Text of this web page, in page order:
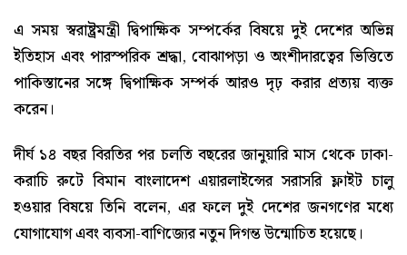
এ সময় স্বরাষ্ট্রমন্ত্রী দ্বিপাক্ষিক সম্পর্কের বিষয়ে দুই দেশের অভিন্ন
ইতিহাস এবং পারস্পরিক শ্রদ্ধা, বোঝাপড়া ও অংশীদারত্বের ভিত্তিতে
পাকিস্তানের সঙ্গে দ্বিপাক্ষিক সম্পর্ক আরও দৃঢ় করার প্রত্যয় ব্যক্ত
করেন।
দীর্ঘ ১৪ বছর বিরতির পর চলতি বছরের জানুয়ারি মাস থেকে ঢাকা-
করাচি রুটে বিমান বাংলাদেশ এয়ারলাইন্সের সরাসরি ফ্লাইট চালু
হওয়ার বিষয়ে তিনি বলেন, এর ফলে দুই দেশের জনগণের মধ্যে
যোগাযোগ এবং ব্যবসা-বাণিজ্যের নতুন দিগন্ত উন্মোচিত হয়েছে।